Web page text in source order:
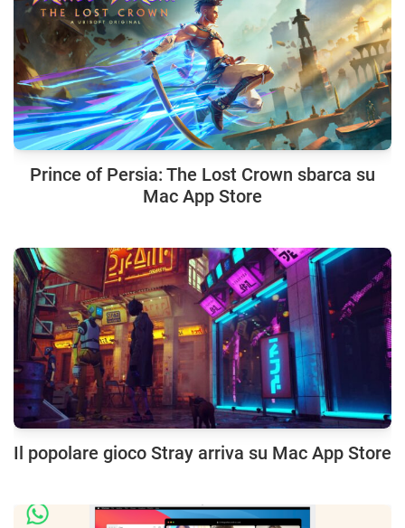
Prince of Persia: The Lost Crown sbarca su
Mac App Store
Il popolare gioco Stray arriva su Mac App Store